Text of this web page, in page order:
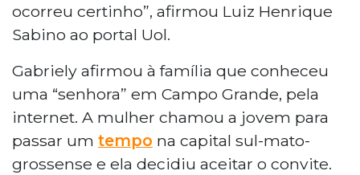
ocorreu certinho”, afirmou Luiz Henrique
Sabino ao portal Uol.
Gabriely afirmou à família que conheceu
uma “senhora” em Campo Grande, pela
internet. A mulher chamou a jovem para
passar um tempo na capital sul-mato-
grossense e ela decidiu aceitar o convite.